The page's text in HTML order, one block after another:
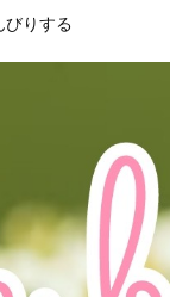
びりする